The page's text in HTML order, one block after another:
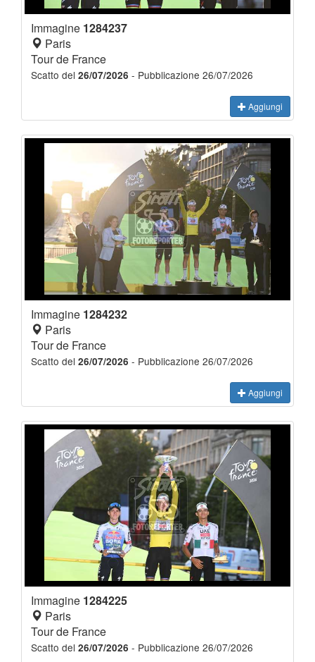
Immagine 1284237
Paris
Tour de France
Scatto del 26/07/2026 - Pubblicazione 26/07/2026
Aggiungi
Immagine 1284232
Paris
Tour de France
Scatto del 26/07/2026 - Pubblicazione 26/07/2026
Aggiungi
Immagine 1284225
Paris
Tour de France
Scatto del 26/07/2026 - Pubblicazione 26/07/2026